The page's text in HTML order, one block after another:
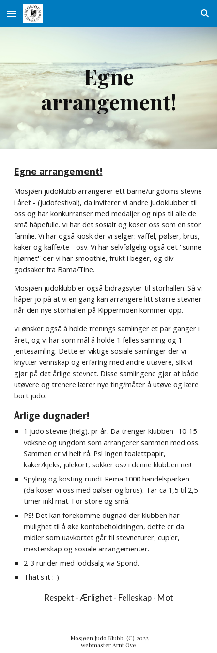
Skip to main content Skip to navigation
Egne
arrangement!
Egne arrangement!
Mosjøen judoklubb arrangererett barne/ungdoms stevne
i året -(judofestival),da inviterer viandre judoklubbertil
oss og har konkurransermed medaljer og nips til alle de
små håpefulle. Vi har det sosialt og koser oss som en stor
familie. Vi har også kiosk der vi selger: vaffel, pølser, brus,
kaker og kaffe/te - osv. Vi har selvfølgelig også det ''sunne
hjørnet'' der vi har smoothie, frukt i beger, og div
godsaker fra Bama/Tine.
Mosjøen judoklubb er også bidragsyter til storhallen. Så vi
håper jo på at vi en gang kan arrangere litt større stevner
når den nye storhallen på Kippermoen kommer opp.
Vi ønsker også å holde trenings samlinger et par ganger i
året, og vi har som mål å holde 1 felles samling og 1
jentesamling. Dette er viktige sosiale samlinger der vi
knyttervennskap og erfaring med andre utøvere, slik vi
gjør på det årlige stevnet. Disse samlingene gjør at både
utøvere og trenere lærer nye ting/måter å utøve og lære
bort judo.
Årlige dugnader!
1 judo stevne (helg). pr år. Da trengerklubben -10-15
voksne og ungdom som arrangerer sammen med oss.
Sammen er vi helt rå. Ps! Ingen toalettpapir,
kaker/kjeks, julekort, sokker osv i denne klubben nei!
Spyling og kosting rundt Rema 1000 handelsparken.
(da koser vi oss med pølser og brus). Tar ca 1,5 til 2,5
timer inkl mat. For store og små.
PS! Det kan forekomme dugnad der klubben har
mulighet til å øke kontobeholdningen, dette er da
midler som uavkortet går til stevneturer, cup'er,
mesterskap og sosiale arrangementer.
2-3 runder med loddsalg via Spond.
That's it :-)
Respekt - Ærlighet - Felleskap - Mot
Mosjøen Judo Klubb (C) 2022
webmaster Arnt Ove